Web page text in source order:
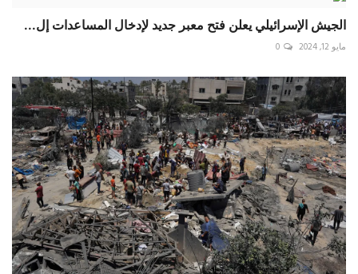
الجيش الإسرائيلي يعلن فتح معبر جديد لإدخال المساعدات إل...
مايو 12, 2024 0